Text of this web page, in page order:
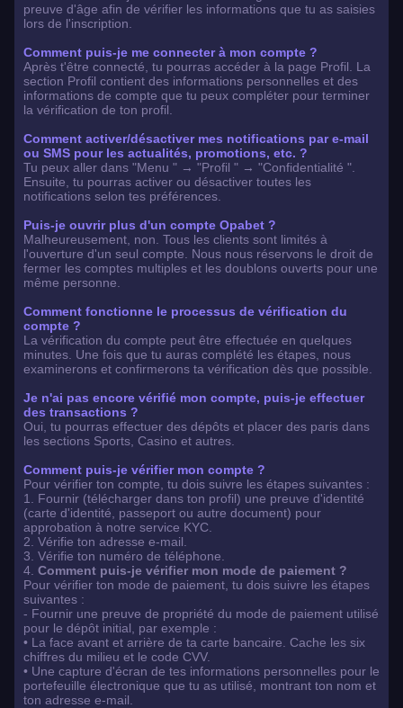
preuve d'âge afin de vérifier les informations que tu as saisies
lors de l'inscription.
Comment puis-je me connecter à mon compte ?
Après t'être connecté, tu pourras accéder à la page Profil. La
section Profil contient des informations personnelles et des
informations de compte que tu peux compléter pour terminer
la vérification de ton profil.
Comment activer/désactiver mes notifications par e-mail
ou SMS pour les actualités, promotions, etc. ?
Tu peux aller dans "Menu " → "Profil " → "Confidentialité ".
Ensuite, tu pourras activer ou désactiver toutes les
notifications selon tes préférences.
Puis-je ouvrir plus d'un compte Opabet ?
Malheureusement, non. Tous les clients sont limités à
l'ouverture d'un seul compte. Nous nous réservons le droit de
fermer les comptes multiples et les doublons ouverts pour une
même personne.
Comment fonctionne le processus de vérification du
compte ?
La vérification du compte peut être effectuée en quelques
minutes. Une fois que tu auras complété les étapes, nous
examinerons et confirmerons ta vérification dès que possible.
Je n'ai pas encore vérifié mon compte, puis-je effectuer
des transactions ?
Oui, tu pourras effectuer des dépôts et placer des paris dans
les sections Sports, Casino et autres.
Comment puis-je vérifier mon compte ?
Pour vérifier ton compte, tu dois suivre les étapes suivantes :
1. Fournir (télécharger dans ton profil) une preuve d'identité
(carte d'identité, passeport ou autre document) pour
approbation à notre service KYC.
2. Vérifie ton adresse e-mail.
3. Vérifie ton numéro de téléphone.
4. Comment puis-je vérifier mon mode de paiement ?
Pour vérifier ton mode de paiement, tu dois suivre les étapes
suivantes :
- Fournir une preuve de propriété du mode de paiement utilisé
pour le dépôt initial, par exemple :
• La face avant et arrière de ta carte bancaire. Cache les six
chiffres du milieu et le code CVV.
• Une capture d'écran de tes informations personnelles pour le
portefeuille électronique que tu as utilisé, montrant ton nom et
ton adresse e-mail.